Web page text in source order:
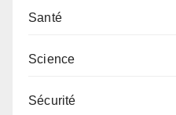
Santé
Science
Sécurité